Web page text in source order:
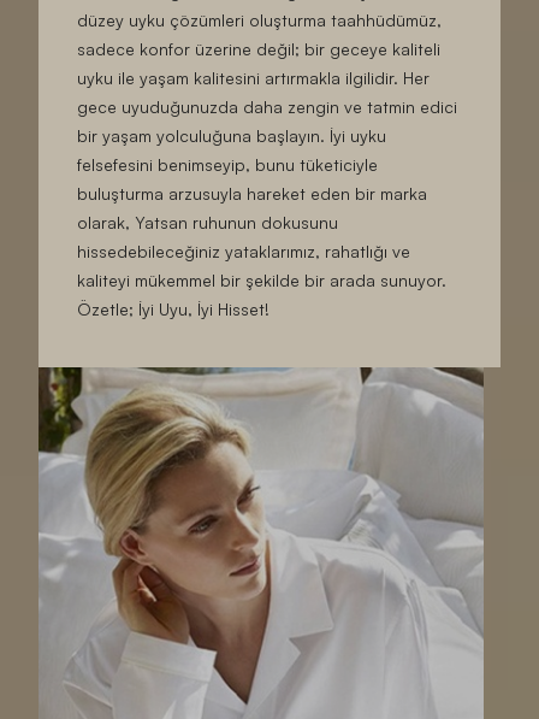
düzey uyku çözümleri oluşturma taahhüdümüz,
sadece konfor üzerine değil; bir geceye kaliteli
uyku ile yaşam kalitesini artırmakla ilgilidir. Her
gece uyuduğunuzda daha zengin ve tatmin edici
bir yaşam yolculuğuna başlayın. İyi uyku
felsefesini benimseyip, bunu tüketiciyle
buluşturma arzusuyla hareket eden bir marka
olarak, Yatsan ruhunun dokusunu
hissedebileceğiniz yataklarımız, rahatlığı ve
kaliteyi mükemmel bir şekilde bir arada sunuyor.
Özetle; İyi Uyu, İyi Hisset!